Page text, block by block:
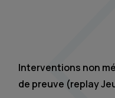
Interventions non
de preuve (replay